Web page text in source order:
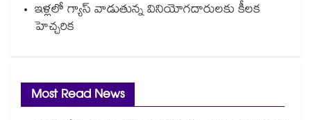
ఇళ్లలో గ్యాస్ వాడుతున్న వినియోగదారులకు కీలక
హెచ్చరిక
Most Read News